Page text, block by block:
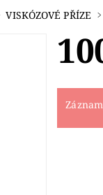
KONTAKTY
VISKÓZOVÉ PŘÍZE